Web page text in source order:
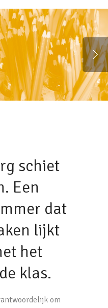
schiet
Een
dat
lijkt
het
klas.
om